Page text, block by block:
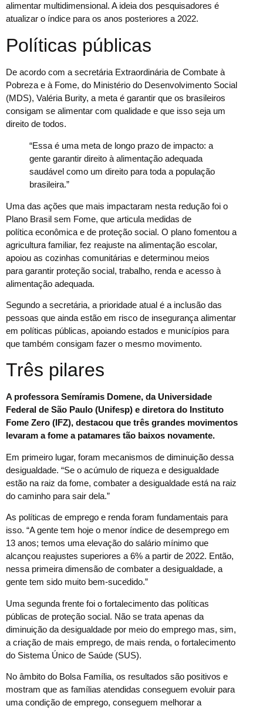
alimentar multidimensional. A ideia dos pesquisadores é
atualizar o índice para os anos posteriores a 2022.
Políticas públicas
De acordo com a secretária Extraordinária de Combate à
Pobreza e à Fome, do Ministério do Desenvolvimento Social
(MDS), Valéria Burity, a meta é garantir que os brasileiros
consigam se alimentar com qualidade e que isso seja um
direito de todos.
“Essa é uma meta de longo prazo de impacto: a
gente garantir direito à alimentação adequada
saudável como um direito para toda a população
brasileira.”
Uma das ações que mais impactaram nesta redução foi o
Plano Brasil sem Fome, que articula medidas de
política econômica e de proteção social. O plano fomentou a
agricultura familiar, fez reajuste na alimentação escolar,
apoiou as cozinhas comunitárias e determinou meios
para garantir proteção social, trabalho, renda e acesso à
alimentação adequada.
Segundo a secretária, a prioridade atual é a inclusão das
pessoas que ainda estão em risco de insegurança alimentar
em políticas públicas, apoiando estados e municípios para
que também consigam fazer o mesmo movimento.
Três pilares
A professora Semíramis Domene, da Universidade
Federal de São Paulo (Unifesp) e diretora do Instituto
Fome Zero (IFZ), destacou que três grandes movimentos
levaram a fome a patamares tão baixos novamente.
Em primeiro lugar, foram mecanismos de diminuição dessa
desigualdade. “Se o acúmulo de riqueza e desigualdade
estão na raiz da fome, combater a desigualdade está na raiz
do caminho para sair dela.”
As políticas de emprego e renda foram fundamentais para
isso. “A gente tem hoje o menor índice de desemprego em
13 anos; temos uma elevação do salário mínimo que
alcançou reajustes superiores a 6% a partir de 2022. Então,
nessa primeira dimensão de combater a desigualdade, a
gente tem sido muito bem-sucedido.”
Uma segunda frente foi o fortalecimento das políticas
públicas de proteção social. Não se trata apenas da
diminuição da desigualdade por meio do emprego mas, sim,
a criação de mais emprego, de mais renda, o fortalecimento
do Sistema Único de Saúde (SUS).
No âmbito do Bolsa Família, os resultados são positivos e
mostram que as famílias atendidas conseguem evoluir para
uma condição de emprego, conseguem melhorar a